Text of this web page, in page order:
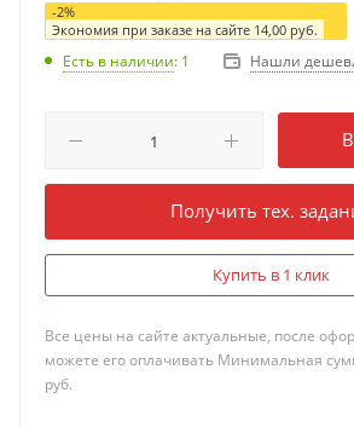
-2%
Экономия при заказе на сайте 14,00 руб.
Есть в наличии: 1 Нашли
Получить тех.
Купить в 1 клик
Все цены на сайте актуальные, после
можете его оплачивать Минимальная
руб.